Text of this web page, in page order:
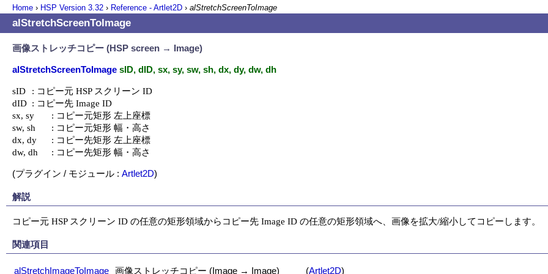
Home › HSP Version 3.32 › Reference - Artlet2D › alStretchScreenToImage
alStretchScreenToImage
画像ストレッチコピー (HSP screen → Image)
alStretchScreenToImage sID, dID, sx, sy, sw, sh, dx, dy, dw, dh
sID	: コピー元 HSP スクリーン ID
dID	: コピー先 Image ID
sx, sy	: コピー元矩形 左上座標
sw, sh	: コピー元矩形 幅・高さ
dx, dy	: コピー先矩形 左上座標
dw, dh	: コピー先矩形 幅・高さ
(プラグイン / モジュール : Artlet2D)
解説
コピー元 HSP スクリーン ID の任意の矩形領域からコピー先 Image ID の任意の矩形領域へ、画像を拡大/縮小してコピーします。
関連項目
alStretchImageToImage 画像ストレッチコピー (Image → Image) (Artlet2D)